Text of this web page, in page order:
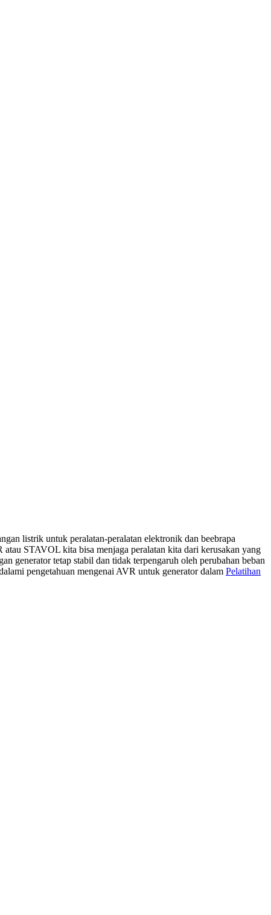
listrik untuk peralatan-peralatan elektronik dan beebrapa
STAVOL kita bisa menjaga peralatan kita dari kerusakan yang
generator tetap stabil dan tidak terpengaruh oleh perubahan beban
pengetahuan mengenai AVR untuk generator dalam Pelatihan